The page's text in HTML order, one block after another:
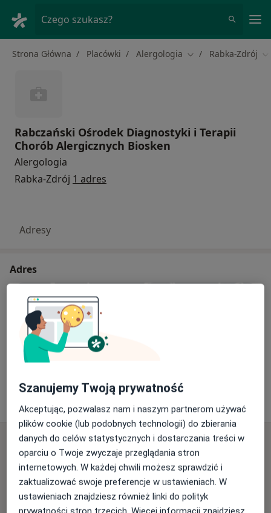
Czego szukasz?
Strona Główna Placówki Alergologia Zmień miasto
Rabka-Zdrój
Rabczański Ośrodek Diagnostyki i Terapii
Chorób Alergicznych Biosken
Alergologia
Rabka-Zdrój 1 adres
Adresy
Adres
Powiększ mapę
Alergicznych Biosken
Na Banię 5a, 34-700 Rabka-Zdrój
Najczęściej zadawane pytania
Porady z jakiego zakresu oferuje Rabczański Ośrodek
Diagnostyki i Terapii Chorób Alergicznych Biosken,
Rabka-Zdrój?
Rabczański Ośrodek Diagnostyki i Terapii Chorób
Szanujemy Twoją prywatność
Akceptując, pozwalasz nam i naszym partnerom używać
plików cookie (lub podobnych technologii) do zbierania
danych do celów statystycznych i dostarczania treści w
oparciu o Twoje zwyczaje przeglądania stron
internetowych. W każdej chwili możesz sprawdzić i
zaktualizować swoje preferencje w ustawieniach. W
ustawieniach znajdziesz również linki do polityk
prywatności stron trzecich. Więcej informacji znajdziesz